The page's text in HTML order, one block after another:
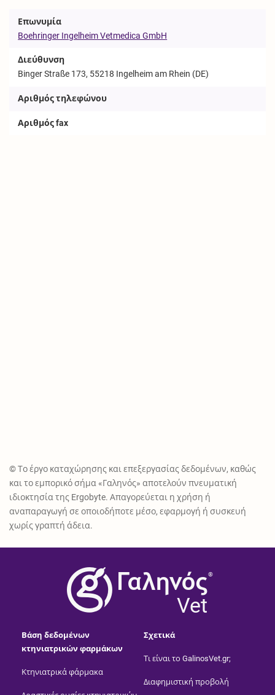
Επωνυμία
Boehringer Ingelheim Vetmedica GmbH
Διεύθυνση
Binger Straße 173, 55218 Ingelheim am Rhein (DE)
Αριθμός τηλεφώνου
Αριθμός fax
© Το έργο καταχώρησης και επεξεργασίας δεδομένων, καθώς
και το εμπορικό σήμα «Γαληνός» αποτελούν πνευματική
ιδιοκτησία της Ergobyte. Απαγορεύεται η χρήση ή
αναπαραγωγή σε οποιοδήποτε μέσο, εφαρμογή ή συσκευή
χωρίς γραπτή άδεια.
®
Vet
Βάση δεδομένων
κτηνιατρικών φαρμάκων
Κτηνιατρικά φάρμακα
Σχετικά
Τι είναι το GalinosVet.gr;
Διαφημιστική προβολή